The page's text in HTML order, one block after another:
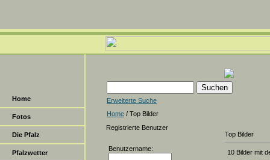
Home
Fotos
Die Pfalz
Pfalzwetter
Erweiterte Suche
Home / Top Bilder
Registrierte Benutzer
Benutzername:
Top Bilder
10 Bilder mit